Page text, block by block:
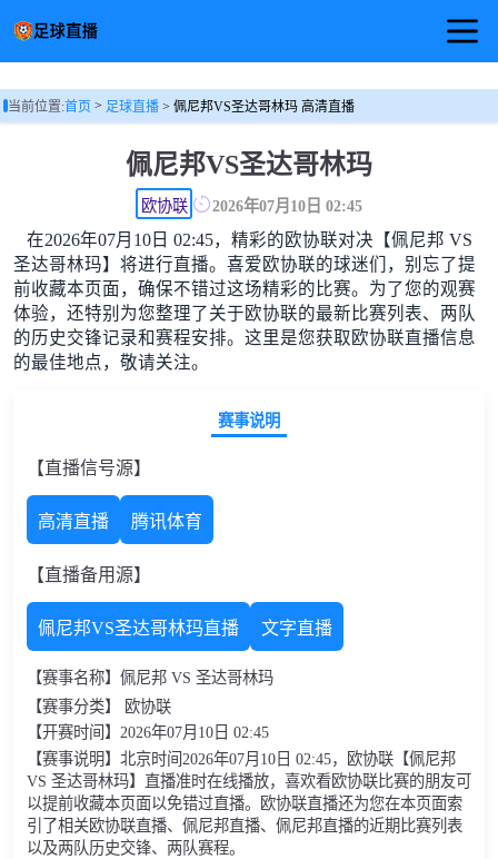
首页
足球视频
当前位置:首页> 足球直播> 佩尼邦VS圣达哥林玛 高清直播
佩尼邦VS圣达哥林玛
欧协联 2026年07月10日 02:45
在2026年07月10日 02:45，精彩的欧协联对决【佩尼邦 VS
圣达哥林玛】将进行直播。喜爱欧协联的球迷们，别忘了提
前收藏本页面，确保不错过这场精彩的比赛。为了您的观赛
体验，还特别为您整理了关于欧协联的最新比赛列表、两队
的历史交锋记录和赛程安排。这里是您获取欧协联直播信息
的最佳地点，敬请关注。
赛事说明
【直播信号源】
高清直播 腾讯体育
【直播备用源】
佩尼邦VS圣达哥林玛直播 文字直播
【赛事名称】佩尼邦 VS 圣达哥林玛
【赛事分类】 欧协联
【开赛时间】2026年07月10日 02:45
【赛事说明】北京时间2026年07月10日 02:45，欧协联【佩尼邦
VS 圣达哥林玛】直播准时在线播放，喜欢看欧协联比赛的朋友可
以提前收藏本页面以免错过直播。欧协联直播还为您在本页面索
引了相关欧协联直播、佩尼邦直播、佩尼邦直播的近期比赛列表
以及两队历史交锋、两队赛程。